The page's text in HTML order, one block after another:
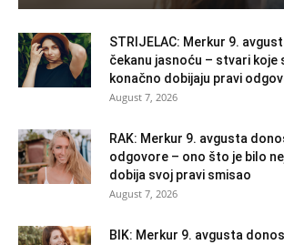
STRIJELAC: Merkur 9.
čekanu jasnoću – stvari koje
konačno dobijaju pravi
August 7, 2026
RAK: Merkur 9. avgusta
odgovore – ono što je bilo
dobija svoj pravi smisao
August 7, 2026
BIK: Merkur 9. avgusta